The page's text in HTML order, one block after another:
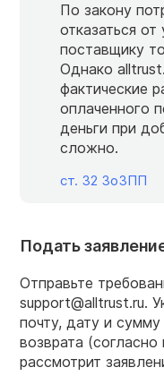
По закону
отказаться
поставщику
Однако
фактические
оплаченного
деньги при
сложно.
ст. 32 ЗоЗПП
Подать
Отправьте
support@alltrust.ru.
почту, дату и
возврата
рассмотрит